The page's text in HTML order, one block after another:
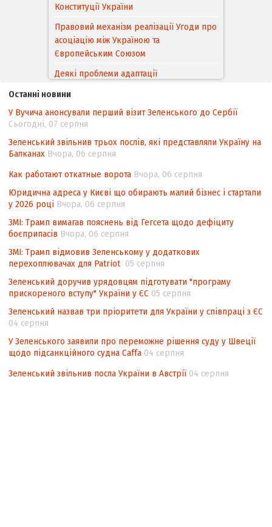
Конституції України
Правовий механізм реалізації Угоди про
асоціацію між Україною та
Європейським Cоюзом
Деякі проблеми адаптації
походження товарів відповідно до
Угоди про торговельні аспекти прав
інтелектуальної власності (TRIPS) у
контексті євроінтеграції
Аналіз виборчого законодавства щодо
невизначеності механізму повторного
підрахунку голосів виборців
Інформаційна безпека суспільства
Останні новини
У Вучича анонсували перший візит Зеленського до Сербії
Сьогодні, 07 серпня
Зеленський звільнив трьох послів, які представляли Україну на
Балканах Вчора, 06 серпня
Как работают откатные ворота Вчора, 06 серпня
Юридична адреса у Києві що обирають малий бізнес і стартапи
у 2026 році Вчора, 06 серпня
ЗМІ: Трамп вимагав пояснень від Гегсета щодо дефіциту
боєприпасів Вчора, 06 серпня
ЗМІ: Трамп відмовив Зеленському у додаткових
перехоплювачах для Patriot 05 серпня
Зеленський доручив урядовцям підготувати "програму
прискореного вступу" України у ЄС 05 серпня
Зеленський назвав три пріоритети для України у співпраці з ЄС
04 серпня
У Зеленського заявили про переможне рішення суду у Швеції
щодо підсанкційного судна Caffa 04 серпня
Зеленський звільнив посла України в Австрії 04 серпня